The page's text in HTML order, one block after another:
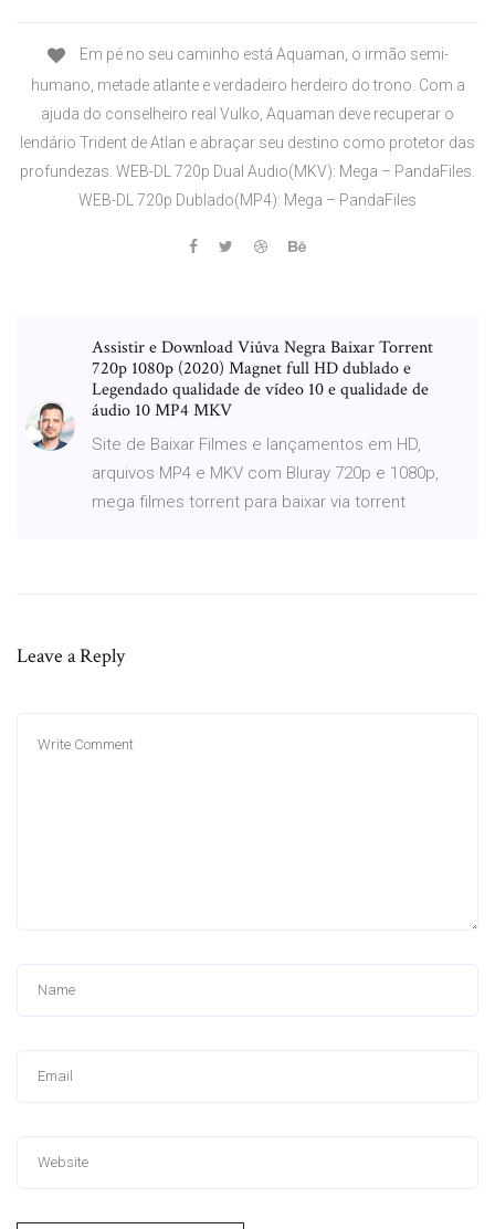
Em pé no seu caminho está Aquaman, o irmão semi-
humano, metade atlante e verdadeiro herdeiro do trono. Com a
ajuda do conselheiro real Vulko, Aquaman deve recuperar o
lendário Trident de Atlan e abraçar seu destino como protetor das
profundezas. WEB-DL 720p Dual Audio(MKV): Mega – PandaFiles.
WEB-DL 720p Dublado(MP4): Mega – PandaFiles
Assistir e Download Viúva Negra Baixar Torrent
720p 1080p (2020) Magnet full HD dublado e
Legendado qualidade de vídeo 10 e qualidade de
áudio 10 MP4 MKV
Site de Baixar Filmes e lançamentos em HD,
arquivos MP4 e MKV com Bluray 720p e 1080p,
mega filmes torrent para baixar via torrent
Leave a Reply